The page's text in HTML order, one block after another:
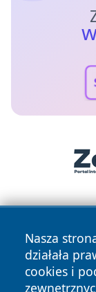
Nasza
działała
cookies i